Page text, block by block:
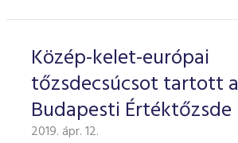
Közép-kelet-európai
tőzsdecsúcsot tartott a
Budapesti Értéktőzsde
2019. ápr. 12.